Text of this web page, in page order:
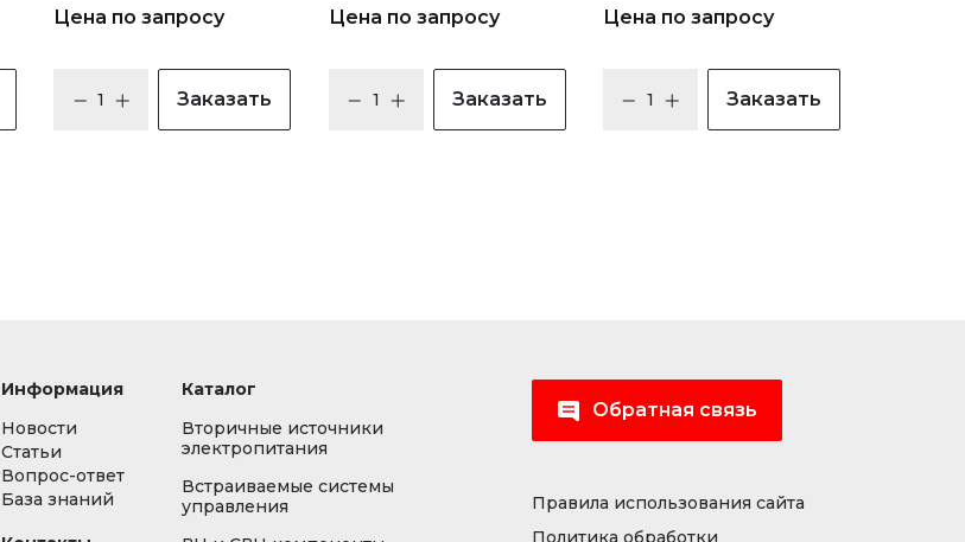
Цена по запросу
Заказать
Цена по запросу
Заказать
Цена по запросу
Заказать
Информация
Новости
Статьи
Вопрос-ответ
База знаний
Каталог
Вторичные источники
электропитания
Встраиваемые системы
управления
Обратная связь
Правила использования сайта
Политика обработки